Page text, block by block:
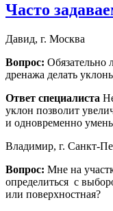
Часто
Давид, г. Москва
Вопрос: Обязательно
дренажа делать
Ответ специалиста
уклон позволит
и одновременно
Владимир, г. Санкт-
Вопрос: Мне на
определиться с
или поверхностная?